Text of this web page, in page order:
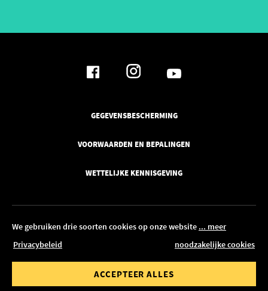
BEWERKEN IN CONFIGURATOR
We gebruiken drie soorten cookies op onze website ... meer
Privacybeleid
noodzakelijke cookies
ACCEPTEER ALLES
GEGEVENSBESCHERMING
VOORWAARDEN EN BEPALINGEN
WETTELIJKE KENNISGEVING
© 2026 Pickawood Nederland
Bestelwaarde tot